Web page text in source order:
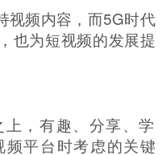
视频内容，而5G时代
也为短视频的发展提
，有趣、分享、学
频平台时考虑的关键